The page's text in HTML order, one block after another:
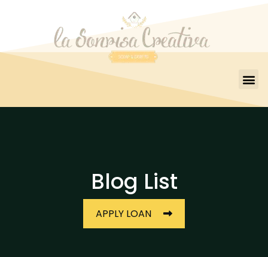
Blog List
APPLY LOAN